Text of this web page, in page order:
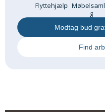
Flyttehjælp
g
Modtag bud
Find